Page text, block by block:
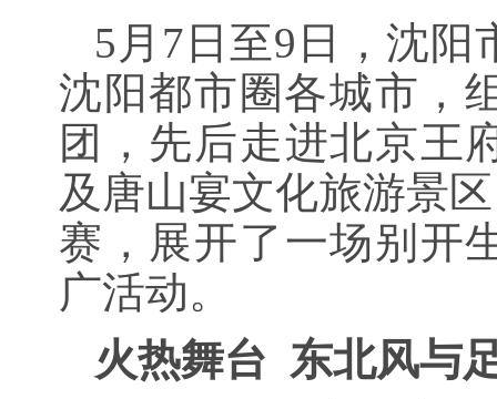
5月7日至9日，沈阳
沈阳都市圈各城市，
团，先后走进北京王
及唐山宴文化旅游景
赛，展开了一场别开
广活动。
火热舞台 东北风与